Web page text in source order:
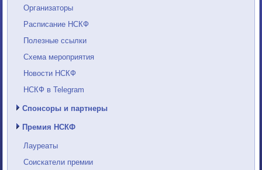
Организаторы
Расписание НСКФ
Полезные ссылки
Схема мероприятия
Новости НСКФ
НСКФ в Telegram
Спонсоры и партнеры
Премия НСКФ
Лауреаты
Соискатели премии